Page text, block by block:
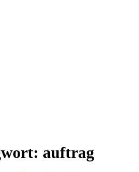
auftrag